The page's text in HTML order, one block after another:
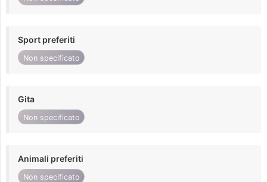
Sport preferiti
Non specificato
Gita
Non specificato
Animali preferiti
Non specificato